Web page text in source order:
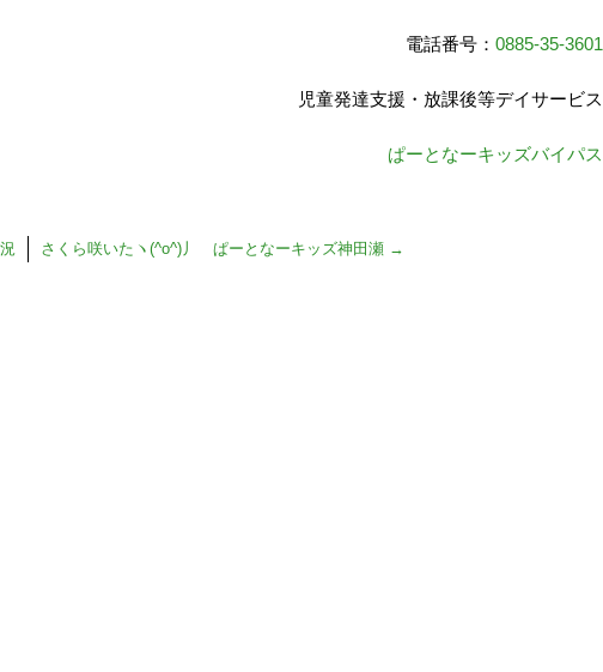
電話番号： 0885-35-3601
児童発達支援・放課後等デイサービス
ぱーとなーキッズバイパス
さくら咲いたヽ(^o^)丿 ぱーとなーキッズ神田瀬 →